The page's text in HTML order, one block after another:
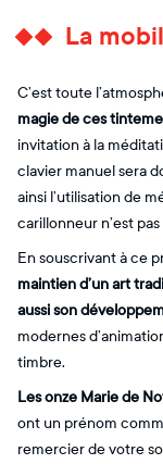
La
C’est toute
magie de ces
invitation à la
clavier manuel sera
ainsi l’utilisation de
carillonneur n’est
En souscrivant à ce
maintien d’un art
aussi son
modernes
timbre.
Les onze Marie de
ont un prénom
remercier de votre